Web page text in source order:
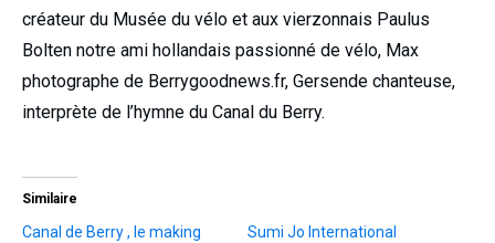
créateur du Musée du vélo et aux vierzonnais Paulus
Bolten notre ami hollandais passionné de vélo, Max
photographe de Berrygoodnews.fr, Gersende chanteuse,
interprète de l’hymne du Canal du Berry.
Similaire
Canal de Berry , le making
Sumi Jo International